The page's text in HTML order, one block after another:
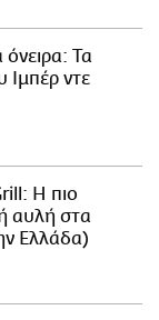
Τα
Ιμπέρ ντε
Η πιο
αυλή στα
Ελλάδα)